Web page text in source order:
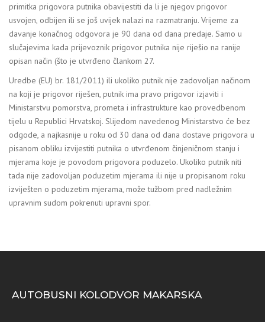
primitka prigovora putnika obavijestiti da li je njegov prigovor
usvojen, odbijen ili se još uvijek nalazi na razmatranju. Vrijeme za
davanje konačnog odgovora je 90 dana od dana predaje. Samo u
slučajevima kada prijevoznik prigovor putnika nije riješio na ranije
opisan način (što je utvrđeno člankom 27.
Uredbe (EU) br. 181/2011) ili ukoliko putnik nije zadovoljan načinom
na koji je prigovor riješen, putnik ima pravo prigovor izjaviti i
Ministarstvu pomorstva, prometa i infrastrukture kao provedbenom
tijelu u Republici Hrvatskoj. Slijedom navedenog Ministarstvo će bez
odgode, a najkasnije u roku od 30 dana od dana dostave prigovora u
pisanom obliku izvijestiti putnika o utvrđenom činjeničnom stanju i
mjerama koje je povodom prigovora poduzelo. Ukoliko putnik niti
tada nije zadovoljan poduzetim mjerama ili nije u propisanom roku
izviješten o poduzetim mjerama, može tužbom pred nadležnim
upravnim sudom pokrenuti upravni spor.
AUTOBUSNI KOLODVOR MAKARSKA